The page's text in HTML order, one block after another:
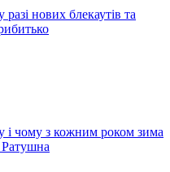
нових блекаутів та
і чому з кожним роком зима
Ратушна